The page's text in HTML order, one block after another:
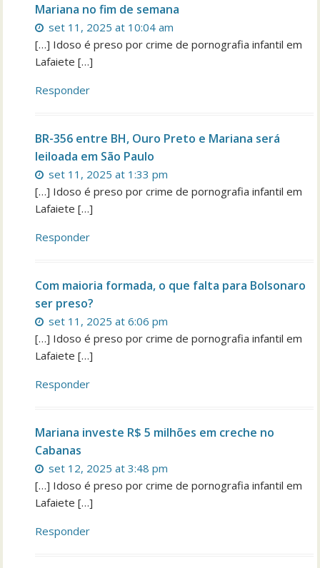
Mariana no fim de semana
set 11, 2025 at 10:04 am
[…] Idoso é preso por crime de pornografia infantil em
Lafaiete […]
Responder
BR-356 entre BH, Ouro Preto e Mariana será
leiloada em São Paulo
set 11, 2025 at 1:33 pm
[…] Idoso é preso por crime de pornografia infantil em
Lafaiete […]
Responder
Com maioria formada, o que falta para Bolsonaro
ser preso?
set 11, 2025 at 6:06 pm
[…] Idoso é preso por crime de pornografia infantil em
Lafaiete […]
Responder
Mariana investe R$ 5 milhões em creche no
Cabanas
set 12, 2025 at 3:48 pm
[…] Idoso é preso por crime de pornografia infantil em
Lafaiete […]
Responder